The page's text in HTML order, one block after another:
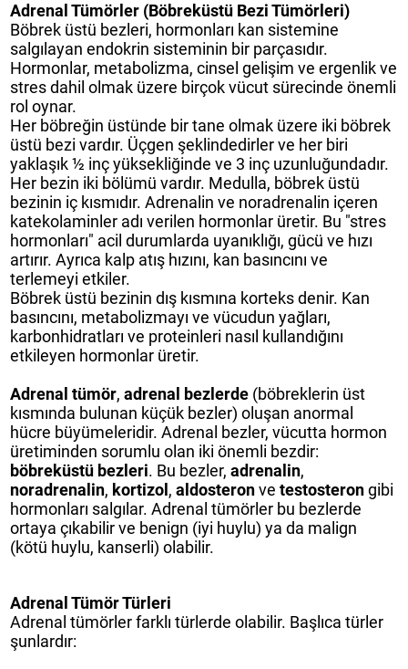
Adrenal Tümörler (Böbreküstü Bezi Tümörleri)
Böbrek üstü bezleri, hormonları kan sistemine
salgılayan endokrin sisteminin bir parçasıdır.
Hormonlar, metabolizma, cinsel gelişim ve ergenlik ve
stres dahil olmak üzere birçok vücut sürecinde önemli
rol oynar.
Her böbreğin üstünde bir tane olmak üzere iki böbrek
üstü bezi vardır. Üçgen şeklindedirler ve her biri
yaklaşık ½ inç yüksekliğinde ve 3 inç uzunluğundadır.
Her bezin iki bölümü vardır. Medulla, böbrek üstü
bezinin iç kısmıdır. Adrenalin ve noradrenalin içeren
katekolaminler adı verilen hormonlar üretir. Bu "stres
hormonları" acil durumlarda uyanıklığı, gücü ve hızı
artırır. Ayrıca kalp atış hızını, kan basıncını ve
terlemeyi etkiler.
Böbrek üstü bezinin dış kısmına korteks denir. Kan
basıncını, metabolizmayı ve vücudun yağları,
karbonhidratları ve proteinleri nasıl kullandığını
etkileyen hormonlar üretir.
Adrenal tümör,adrenal bezlerde (böbreklerin üst
kısmında bulunan küçük bezler) oluşan anormal
hücre büyümeleridir. Adrenal bezler, vücutta hormon
üretiminden sorumlu olan iki önemli bezdir:
böbreküstü bezleri. Bu bezler,adrenalin,
noradrenalin, kortizol ,aldosteronvetestosterongibi
hormonları salgılar. Adrenal tümörler bu bezlerde
ortaya çıkabilir ve benign (iyi huylu) ya da malign
(kötü huylu, kanserli) olabilir.
Adrenal Tümör Türleri
Adrenal tümörler farklı türlerde olabilir. Başlıca türler
şunlardır: